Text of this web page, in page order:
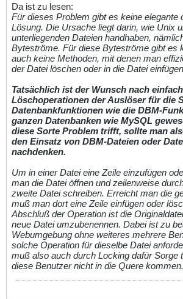
Da ist zu lesen:
Für dieses Problem gibt es keine elegante
Lösung. Die Ursache liegt darin, wie Unix
unterliegenden Dateien handhaben,
Byteströme. Für diese Byteströme gibt es
auch keine Methoden, mit denen man
der Datei löschen oder in die Datei
Tatsächlich ist der Wunsch nach
Löschoperationen der Auslöser für die
Datenbankfunktionen wie die DBM-
ganzen Datenbanken wie MySQL
diese Sorte Problem trifft, sollte man
den Einsatz von DBM-Dateien oder
nachdenken.
Um in einer Datei eine Zeile einzufügen
man die Datei öffnen und zeilenweise
zweite Datei schreiben. Erreicht man die
muß man dort eine Zeile einfügen oder
Abschluß der Operation ist die
neue Datei umzubenennen. Dabei ist zu
Webumgebung ohne weiteres mehrere
solche Operation für dieselbe Datei
muß also auch durch Locking dafür Sorge
diese Benutzer nicht in die Quere kommen.